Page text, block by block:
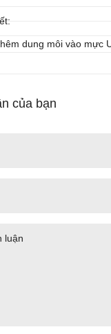
dung môi vào mực
của bạn